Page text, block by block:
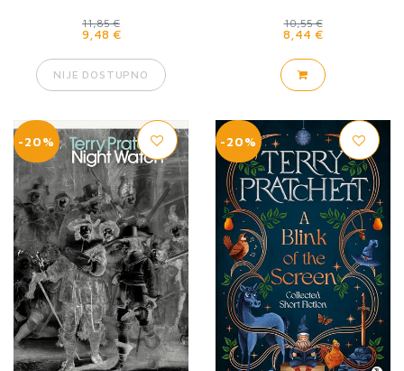
11,85 €
9,48 €
NIJE DOSTUPNO
10,55 €
8,44 €
-20% -20%